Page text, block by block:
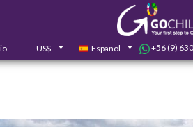
US$ Español +56 (9)